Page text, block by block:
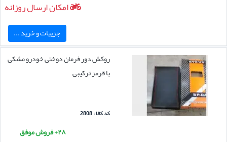
امکان ارسال روزانه
جزییات و خرید ...
روکش دور فرمان دوختی خودرو مشکی
با قرمز ترکیبی
کد کالا : 2808
۲۸+ فروش موفق